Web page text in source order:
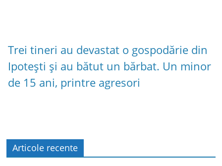
Trei tineri au devastat o gospodărie din
Ipotești și au bătut un bărbat. Un minor
de 15 ani, printre agresori
Articole recente